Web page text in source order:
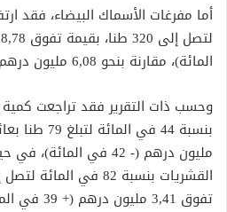
المائة)، مقارنة بنحو 6,08 مليون درهم/103 أطنان قبل سنة.
وحسب ذات التقرير فقد تراجعت كمية
مليون درهم (- 42 في
تفوق 3,41 مليون درهم (+ 39 في المائة).